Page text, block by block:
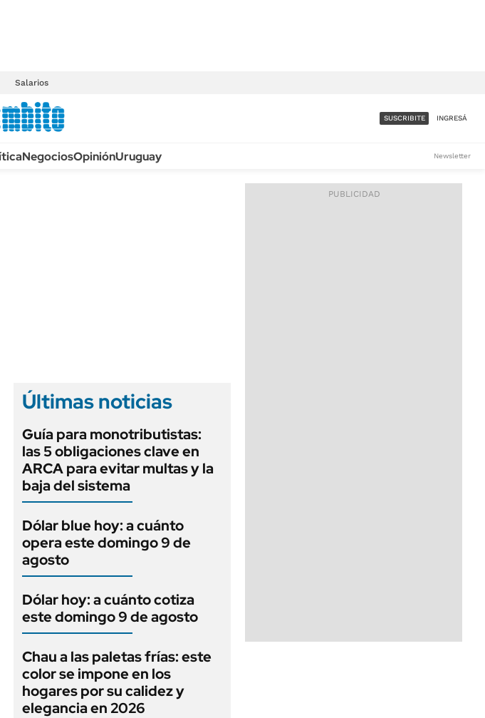
Salarios
ACCESO FULL - $1.800/MES
SUSCRIBITE INGRESÁ
NegociosOpiniónUruguay Newsletter
Últimas noticias
Guía para monotributistas:
las 5 obligaciones clave en
ARCA para evitar multas y la
baja del sistema
Dólar blue hoy: a cuánto
opera este domingo 9 de
agosto
Dólar hoy: a cuánto cotiza
este domingo 9 de agosto
Chau a las paletas frías: este
color se impone en los
hogares por su calidez y
elegancia en 2026